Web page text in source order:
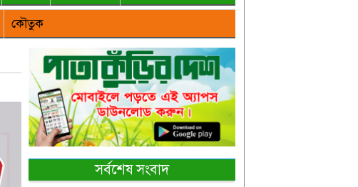
কৌতুক
সর্বশেষ সংবাদ